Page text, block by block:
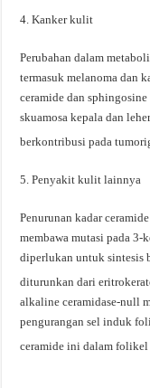
4. Kanker kulit
Perubahan dalam
termasuk melanoma dan
ceramide dan
skuamosa kepala dan
berkontribusi pada
5. Penyakit kulit lainnya
Penurunan kadar
membawa mutasi pada
diperlukan untuk sintesis
diturunkan dari
alkaline ceramidase-null
pengurangan sel induk
ceramide ini dalam